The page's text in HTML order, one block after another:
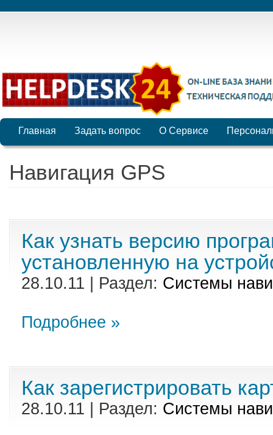
Главная Задать вопрос О Сервисе
Навигация GPS
Как узнать версию
установленную на
28.10.11 | Раздел: Cистемы
Подробнее »
Как зарегистрировать
28.10.11 | Раздел: Cистемы